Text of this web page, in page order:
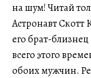
на шум! Читай
Астронавт Скотт
его брат-
всего этого
обоих мужчин.